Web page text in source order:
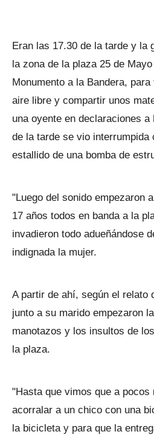
Eran las 17.30 de la tarde y la
la zona de la plaza 25 de
Monumento a la Bandera,
aire libre y compartir unos
una oyente en declaraciones
de la tarde se vio interrumpida
estallido de una bomba de
"Luego del sonido empezaron
17 años todos en banda a la
invadieron todo adueñándose
indignada la mujer.
A partir de ahí, según el relato
junto a su marido empezaron
manotazos y los insultos de
la plaza.
"Hasta que vimos que a pocos
acorralar a un chico con una
la bicicleta y para que la